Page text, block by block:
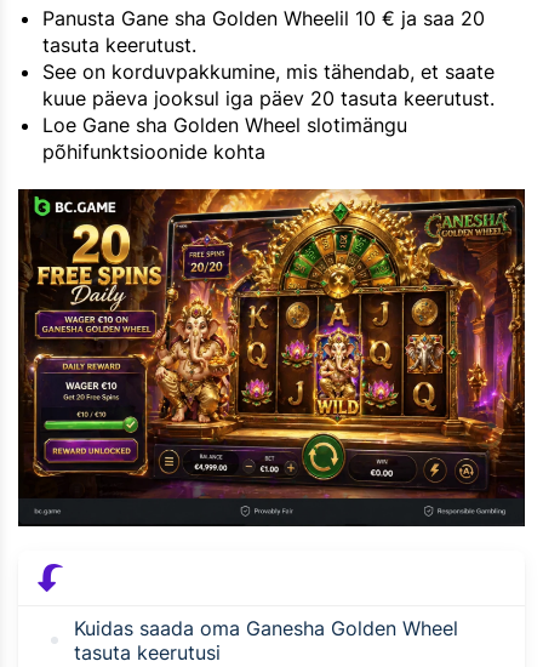
Panusta Gane sha Golden Wheelil 10 € ja saa 20
tasuta keerutust.
See on korduvpakkumine, mis tähendab, et saate
kuue päeva jooksul iga päev 20 tasuta keerutust.
Loe Gane sha Golden Wheel slotimängu
põhifunktsioonide kohta
Kuidas saada oma Ganesha Golden Wheel
tasuta keerutusi